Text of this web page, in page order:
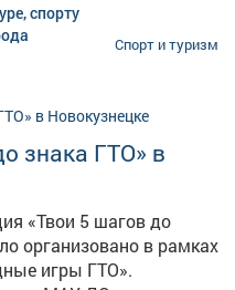
- тренерам и
прививают
Их усилиями
трассы,
физической
высочайшего
фанаты своего дела.
активного досуга - в
Будем и дальше
спорту
Спорт и туризм
знака ГТО» в
«Твои 5 шагов до
организовано в рамках
игры ГТО».